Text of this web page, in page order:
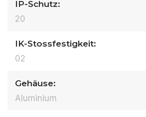
IP-Schutz:
20
IK-Stossfestigkeit:
02
Gehäuse:
Aluminium